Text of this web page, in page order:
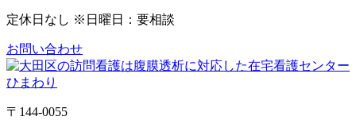
定休日 なし ※日曜日：要相談
お問い合わせ
〒144-0055